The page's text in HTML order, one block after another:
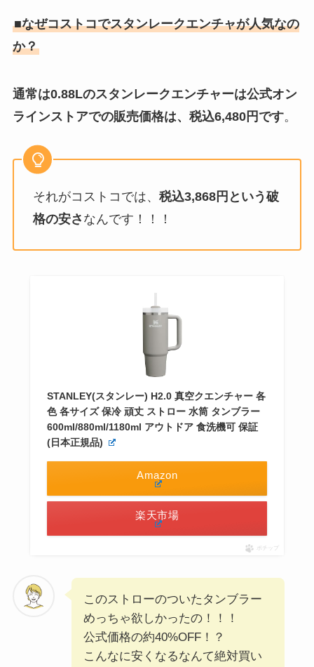
■なぜコストコでスタンレークエンチャが人気なの
か？
通常は0.88Lのスタンレークエンチャーは公式オン
ラインストアでの販売価格は、税込6,480円です。
それがコストコでは、 税込3,868円という破
格の安さ なんです！！！
STANLEY(スタンレー) H2.0 真空クエンチャー 各
色 各サイズ 保冷 頑丈 ストロー 水筒 タンブラー
600ml/880ml/1180ml アウトドア 食洗機可 保証
(日本正規品)
Amazon
楽天市場
ポチップ
このストローのついたタンブラー
めっちゃ欲しかったの！！！
公式価格の約40%OFF！？
こんなに安くなるなんて絶対買い